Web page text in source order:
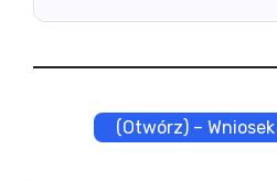
(Otwórz) –